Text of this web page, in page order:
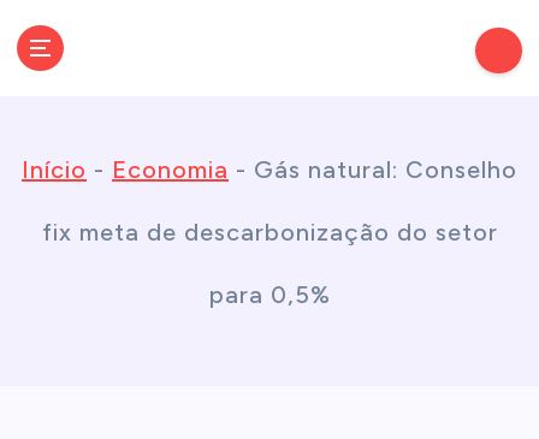
Início - Economia - Gás natural: Conselho
fix meta de descarbonização do setor
para 0,5%